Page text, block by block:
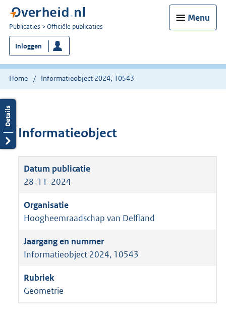
Menu
U
bent
nu
hier:
Publicaties Officiële publicaties
Inloggen
Home Informatieobject 2024, 10543
Informatieobject
28-11-2024
Hoogheemraadschap van Delfland
Informatieobject 2024, 10543
Geometrie